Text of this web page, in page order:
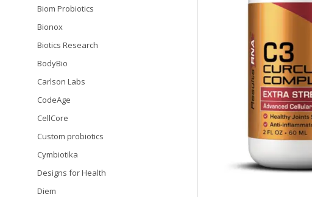
Biom Probiotics
Bionox
Biotics Research
BodyBio
Carlson Labs
CodeAge
CellCore
Custom probiotics
Cymbiotika
Designs for Health
Diem